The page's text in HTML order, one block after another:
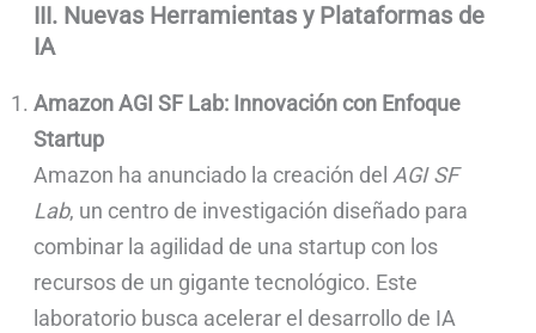
III. Nuevas Herramientas y Plataformas de
IA
Amazon AGI SF Lab: Innovación con Enfoque
Startup
Amazon ha anunciado la creación delAGI SF
Lab, un centro de investigación diseñado para
combinar la agilidad de una startup con los
recursos de un gigante tecnológico. Este
laboratorio busca acelerar el desarrollo de IA